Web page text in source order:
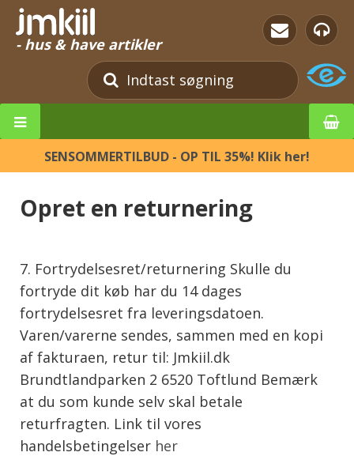
- hus & have artikler
SENSOMMERTILBUD - OP TIL 35%! Klik her!
Opret en returnering
7. Fortrydelsesret/returnering Skulle du
fortryde dit køb har du 14 dages
fortrydelsesret fra leveringsdatoen.
Varen/varerne sendes, sammen med en kopi
af fakturaen, retur til: Jmkiil.dk
Brundtlandparken 2 6520 Toftlund Bemærk
at du som kunde selv skal betale
returfragten. Link til vores
handelsbetingelser her